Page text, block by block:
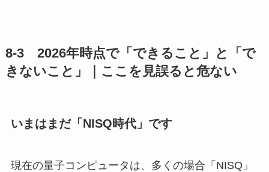
8-3 2026年時点で「できること」と「で
きないこと」｜ここを見誤ると危ない
いまはまだ「NISQ時代」です
現在の量子コンピュータは、多くの場合「NISQ」